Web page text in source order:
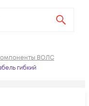
ВОЛС
гибкий